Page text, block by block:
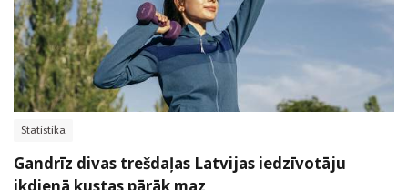
Statistika
Gandrīz divas trešdaļas Latvijas iedzīvotāju